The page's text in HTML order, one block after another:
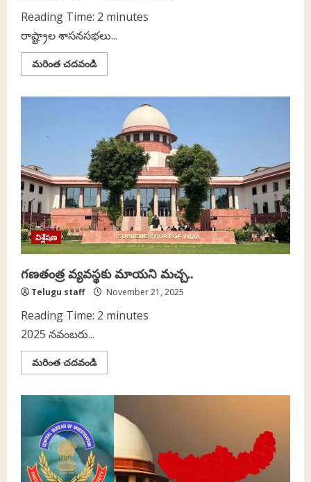
Reading Time: 2 minutes
రాష్ట్రాల శాసనసభలు...
మరింత చదవండిRead
more
సంకేతం?
విశ్లేషణ
గణతంత్ర వ్యవస్థకు మాయని మచ్చ..
Telugu staff November 21, 2025
Reading Time: 2 minutes
2025 నవంబరు...
మరింత చదవండిRead
more
వ్యవస్థకు
మాయని
మచ్చ..